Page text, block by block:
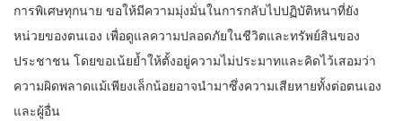
การพิเศษทุกนาย ขอให้มีความมุ่งมั่นในการกลับไปปฏิบัติหนาที่ยัง
หน่วยของตนเอง เพื่อดูแลความปลอดภัยในชีวิตและทรัพย์สินของ
ประชาชน โดยขอเน้ยย้ำให้ตั้งอยู่ความไม่ประมาทและคิดไว้เสอมว่า
ความผิดพลาดแม้เพียงเล็กน้อยอาจนำมาซึ่งความเสียหายทั้งต่อตนเอง
และผู้อื่น